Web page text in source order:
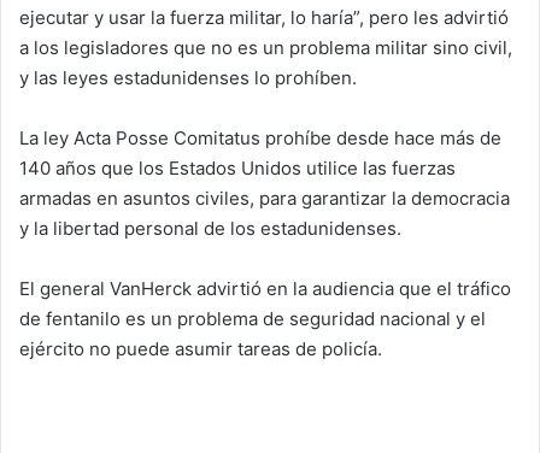
ejecutar y usar la fuerza militar, lo haría”, pero les advirtió
a los legisladores que no es un problema militar sino civil,
y las leyes estadunidenses lo prohíben.
La ley Acta Posse Comitatus prohíbe desde hace más de
140 años que los Estados Unidos utilice las fuerzas
armadas en asuntos civiles, para garantizar la democracia
y la libertad personal de los estadunidenses.
El general VanHerck advirtió en la audiencia que el tráfico
de fentanilo es un problema de seguridad nacional y el
ejército no puede asumir tareas de policía.